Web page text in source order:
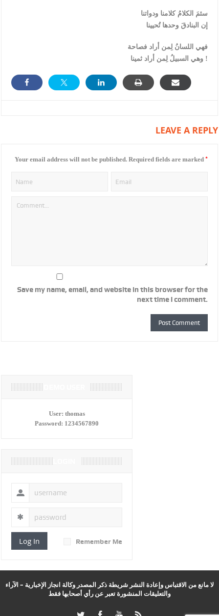
سئمَ الكلامُ كلامنا ودواتنا
إن البنادقَ وحدها تُحيينا
فهي اللسانُ لِمن أراد فصاحة
وهي السبيلُ لِمن أراد ثمينا !
LEAVE A REPLY
Your email address will not be published. Required fields are marked *
Save my name, email, and website in this browser for the
next time I comment.
User: thomas
Password: 1234567890
Log In Remember Me
لا مانع من الاقتباس وإعادة النشر شريطة ذكر المصدر وكالة انجاز الإخبارية – الآراء
والتعليقات المنشورة تعبر عن رأي أصحابها فقط